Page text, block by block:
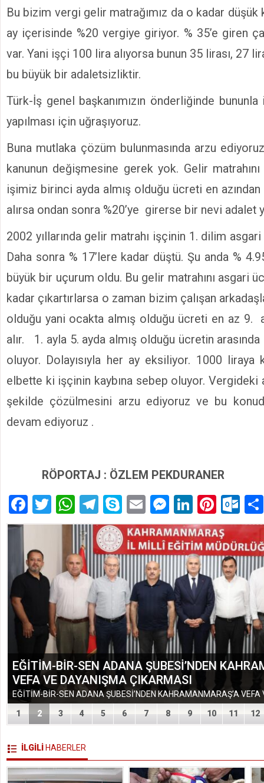
Bu bizim vergi gelir matrağımız da o kadar
ay içerisinde %20 vergiye giriyor. % 35’e giren
var. Yani işçi 100 lira alıyorsa bunun 35 lirası, 27
bu büyük bir adaletsizliktir.
Türk-İş genel başkanımızın önderliğinde
yapılması için uğraşıyoruz.
Buna mutlaka çözüm bulunmasında arzu
kanunun değişmesine gerek yok. Gelir
işimiz birinci ayda almış olduğu ücreti en azından
alırsa ondan sonra %20’ye girerse bir nevi adalet
2002 yıllarında gelir matrahı işçinin 1. dilim asgari
Daha sonra % 17’lere kadar düştü. Şu anda %
büyük bir uçurum oldu. Bu gelir matrahını asgari
kadar çıkartırlarsa o zaman bizim çalışan
olduğu yani ocakta almış olduğu ücreti en az 9.
alır. 1. ayla 5. ayda almış olduğu ücretin
oluyor. Dolayısıyla her ay eksiliyor. 1000 liraya
elbette ki işçinin kaybına sebep oluyor.
şekilde çözülmesini arzu ediyoruz ve bu
devam ediyoruz .
RÖPORTAJ : ÖZLEM PEKDURANER
Facebook
TwitterWhatsApp
Telegram
SkypeEmailMessenger
LinkedIn
EĞİTİM-BİR-SEN ADANA ŞUBESİ’NDEN
VEFA VE DAYANIŞMA ÇIKARMASI
1 2 3 4 5 6 7 8 9 10 11 12
İLGİLİ HABERLER